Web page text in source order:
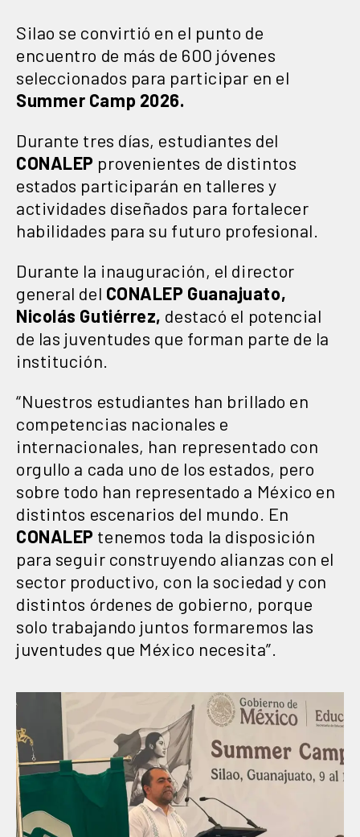
Silao se convirtió en el punto de
encuentro de más de 600 jóvenes
seleccionados para participar en el
Summer Camp 2026.
Durante tres días, estudiantes del
CONALEP provenientes de distintos
estados participarán en talleres y
actividades diseñados para fortalecer
habilidades para su futuro profesional.
Durante la inauguración, el director
general del CONALEP Guanajuato,
Nicolás Gutiérrez, destacó el potencial
de las juventudes que forman parte de la
institución.
“Nuestros estudiantes han brillado en
competencias nacionales e
internacionales, han representado con
orgullo a cada uno de los estados, pero
sobre todo han representado a México en
distintos escenarios del mundo. En
CONALEP tenemos toda la disposición
para seguir construyendo alianzas con el
sector productivo, con la sociedad y con
distintos órdenes de gobierno, porque
solo trabajando juntos formaremos las
juventudes que México necesita”.